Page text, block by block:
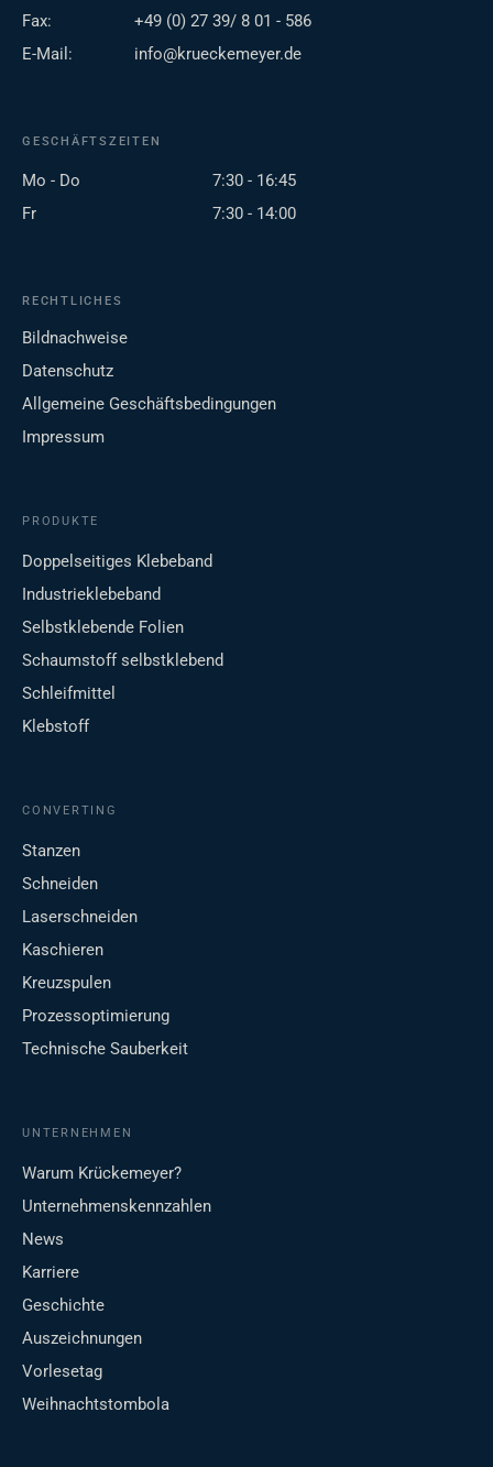
Fax:
+49 (0) 27 39/ 8 01 - 586
E-Mail:
info@krueckemeyer.de
GESCHÄFTSZEITEN
Mo - Do
7:30 - 16:45
Fr
7:30 - 14:00
RECHTLICHES
Bildnachweise
Datenschutz
Allgemeine Geschäftsbedingungen
Impressum
PRODUKTE
Doppelseitiges Klebeband
Industrieklebeband
Selbstklebende Folien
Schaumstoff selbstklebend
Schleifmittel
Klebstoff
CONVERTING
Stanzen
Schneiden
Laserschneiden
Kaschieren
Kreuzspulen
Prozessoptimierung
Technische Sauberkeit
UNTERNEHMEN
Warum Krückemeyer?
Unternehmenskennzahlen
News
Karriere
Geschichte
Auszeichnungen
Vorlesetag
Weihnachtstombola